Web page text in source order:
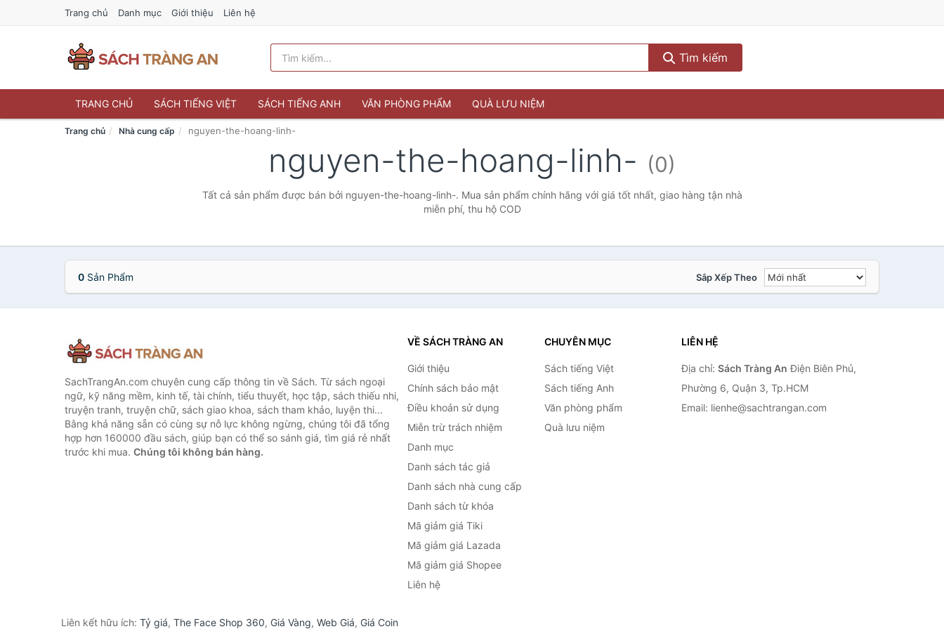
Trang chủ Danh mục Giới thiệu Liên hệ
Tìm kiếm
TRANG CHỦ SÁCH TIẾNG VIỆT SÁCH TIẾNG ANH VĂN PHÒNG PHẨM QUÀ LƯU NIỆM
Trang chủ Nhà cung cấp nguyen-the-hoang-linh-
nguyen-the-hoang-linh- (0)
Tất cả sản phẩm được bán bởi nguyen-the-hoang-linh-. Mua sản phẩm chính hãng với giá tốt nhất, giao hàng tận nhà
miễn phí, thu hộ COD
0 Sản Phẩm Sắp Xếp Theo
SachTrangAn.com chuyên cung cấp thông tin về Sách. Từ sách ngoại
ngữ, kỹ năng mềm, kinh tế, tài chính, tiểu thuyết, học tập, sách thiếu nhi,
truyện tranh, truyện chữ, sách giao khoa, sách tham khảo, luyện thi...
Bằng khả năng sẵn có cùng sự nỗ lực không ngừng, chúng tôi đã tổng
hợp hơn 160000 đầu sách, giúp bạn có thể so sánh giá, tìm giá rẻ nhất
trước khi mua. Chúng tôi không bán hàng.
VỀ SÁCH TRÀNG AN
Giới thiệu
Chính sách bảo mật
Điều khoản sử dụng
Miễn trừ trách nhiệm
Danh mục
Danh sách tác giả
Danh sách nhà cung cấp
Danh sách từ khóa
Mã giảm giá Tiki
Mã giảm giá Lazada
Mã giảm giá Shopee
Liên hệ
CHUYÊN MỤC
Sách tiếng Việt
Sách tiếng Anh
Văn phòng phẩm
Quà lưu niệm
LIÊN HỆ
Địa chỉ: Sách Tràng An Điện Biên Phủ,
Phường 6, Quận 3, Tp.HCM
Email: lienhe@sachtrangan.com
Liên kết hữu ích: Tỷ giá, The Face Shop 360, Giá Vàng, Web Giá, Giá Coin